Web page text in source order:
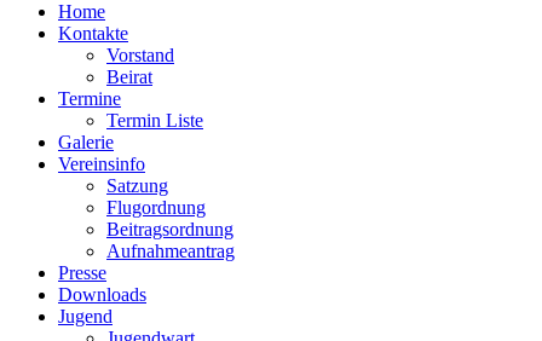
Home
Kontakte
Vorstand
Beirat
Termine
Termin Liste
Galerie
Vereinsinfo
Satzung
Flugordnung
Beitragsordnung
Aufnahmeantrag
Presse
Downloads
Jugend